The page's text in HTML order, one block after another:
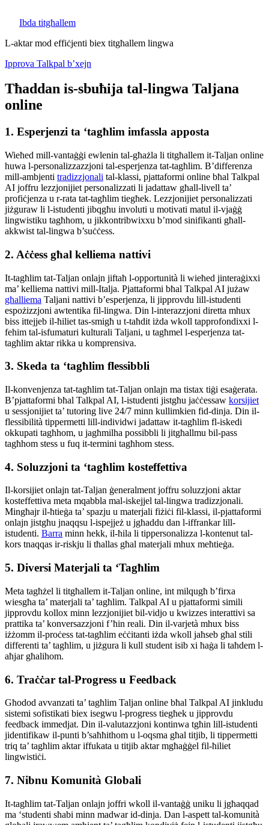
Ibda titgħallem
L-aktar mod effiċjenti biex titgħallem lingwa
Ipprova Talkpal b’xejn
Tħaddan is-sbuħija tal-lingwa Taljana
online
1. Esperjenzi ta ‘tagħlim imfassla apposta
Wieħed mill-vantaġġi ewlenin tal-għażla li titgħallem it-Taljan online
huwa l-personalizzazzjoni tal-esperjenza tat-tagħlim. B’differenza
mill-ambjenti tradizzjonali tal-klassi, pjattaformi online bħal Talkpal
AI joffru lezzjonijiet personalizzati li jadattaw għall-livell ta’
profiċjenza u r-rata tat-tagħlim tiegħek. Lezzjonijiet personalizzati
jiżguraw li l-istudenti jibqgħu involuti u motivati matul il-vjaġġ
lingwistiku tagħhom, u jikkontribwixxu b’mod sinifikanti għall-
akkwist tal-lingwa b’suċċess.
2. Aċċess għal kelliema nattivi
It-tagħlim tat-Taljan onlajn jiftaħ l-opportunità li wieħed jinteraġixxi
ma’ kelliema nattivi mill-Italja. Pjattaformi bħal Talkpal AI jużaw
għalliema Taljani nattivi b’esperjenza, li jipprovdu lill-istudenti
espożizzjoni awtentika fil-lingwa. Din l-interazzjoni diretta mhux
biss ittejjeb il-ħiliet tas-smigħ u t-taħdit iżda wkoll tapprofondixxi l-
fehim tal-isfumaturi kulturali Taljani, u tagħmel l-esperjenza tat-
tagħlim aktar rikka u komprensiva.
3. Skeda ta ‘tagħlim flessibbli
Il-konvenjenza tat-tagħlim tat-Taljan onlajn ma tistax tiġi esaġerata.
B’pjattaformi bħal Talkpal AI, l-istudenti jistgħu jaċċessaw korsijiet
u sessjonijiet ta’ tutoring live 24/7 minn kullimkien fid-dinja. Din il-
flessibilità tippermetti lill-individwi jadattaw it-tagħlim fl-iskedi
okkupati tagħhom, u jagħmilha possibbli li jitgħallmu bil-pass
tagħhom stess u fuq it-termini tagħhom stess.
4. Soluzzjoni ta ‘tagħlim kosteffettiva
Il-korsijiet onlajn tat-Taljan ġeneralment joffru soluzzjoni aktar
kosteffettiva meta mqabbla mal-iskejjel tal-lingwa tradizzjonali.
Mingħajr il-ħtieġa ta’ spazju u materjali fiżiċi fil-klassi, il-pjattaformi
onlajn jistgħu jnaqqsu l-ispejjeż u jgħaddu dan l-iffrankar lill-
istudenti. Barra minn hekk, il-ħila li tippersonalizza l-kontenut tal-
kors tnaqqas ir-riskju li tħallas għal materjali mhux meħtieġa.
5. Diversi Materjali ta ‘Tagħlim
Meta tagħżel li titgħallem it-Taljan online, int milqugħ b’firxa
wiesgħa ta’ materjali ta’ tagħlim. Talkpal AI u pjattaformi simili
jipprovdu kollox minn lezzjonijiet bil-vidjo u kwizzes interattivi sa
prattika ta’ konversazzjoni f’ħin reali. Din il-varjetà mhux biss
iżżomm il-proċess tat-tagħlim eċċitanti iżda wkoll jaħseb għal stili
differenti ta’ tagħlim, u jiżgura li kull student isib xi ħaġa li taħdem l-
aħjar għalihom.
6. Traċċar tal-Progress u Feedback
Għodod avvanzati ta’ tagħlim Taljan online bħal Talkpal AI jinkludu
sistemi sofistikati biex isegwu l-progress tiegħek u jipprovdu
feedback immedjat. Din il-valutazzjoni kontinwa tgħin lill-istudenti
jidentifikaw il-punti b’saħħithom u l-oqsma għal titjib, li tippermetti
triq ta’ tagħlim aktar iffukata u titjib aktar mgħaġġel fil-ħiliet
lingwistiċi.
7. Nibnu Komunità Globali
It-tagħlim tat-Taljan onlajn joffri wkoll il-vantaġġ uniku li jgħaqqad
ma ‘studenti sħabi minn madwar id-dinja. Dan l-aspett tal-komunità